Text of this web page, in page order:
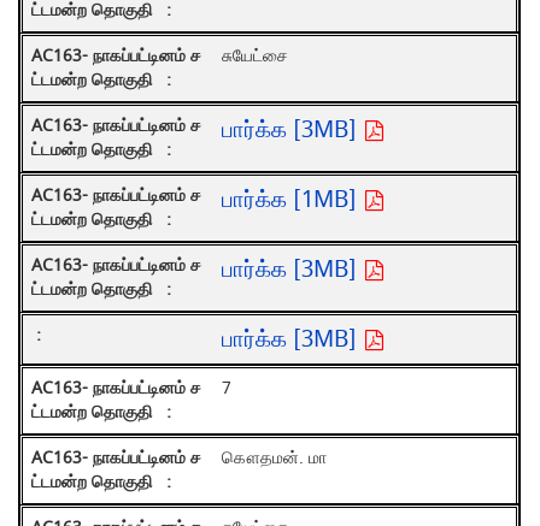
சுயேட்சை
பார்க்க [3MB]
பார்க்க [1MB]
பார்க்க [3MB]
பார்க்க [3MB]
7
கௌதமன். மா